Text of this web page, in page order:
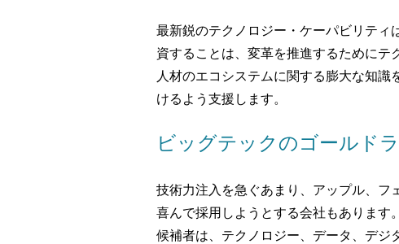
最新鋭のテクノロジー・ケーパビリティ
資することは、変革を推進するために
人材のエコシステムに関する膨大な知
けるよう支援します。
ビッグテックのゴールド
技術力注入を急ぐあまり、アップル、フ
喜んで採用しようとする会社もあります
候補者は、テクノロジー、データ、デジ